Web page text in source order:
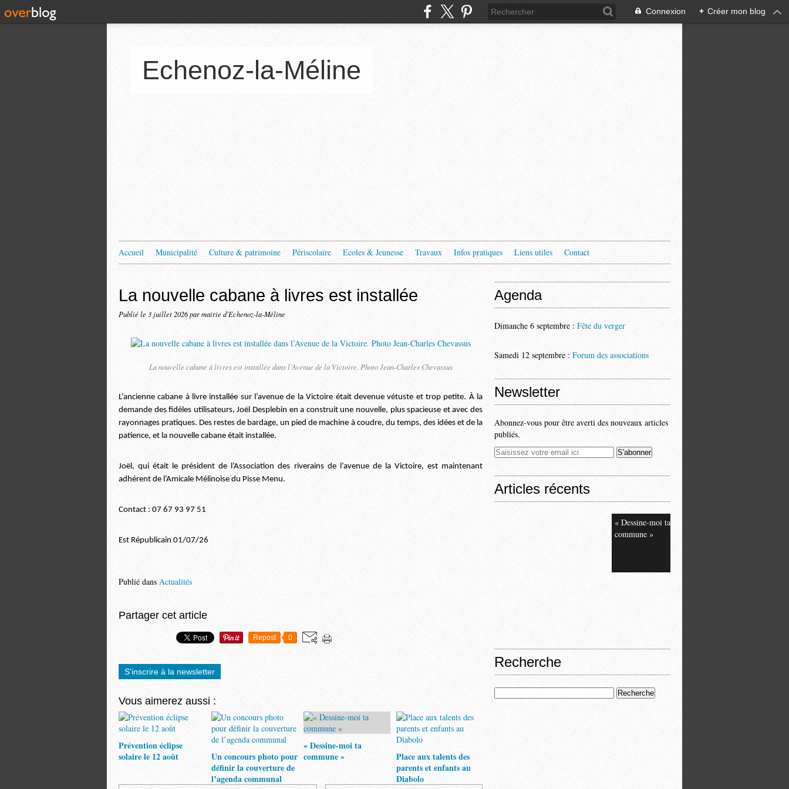
Connexion + Créer mon blog
Echenoz-la-Méline
Accueil Municipalité Culture & patrimoine Périscolaire Ecoles & Jeunesse Travaux Infos pratiques Liens utiles Contact
La nouvelle cabane à livres est installée
Publié le 3 juillet 2026par mairie d'Echenoz-la-Méline
La nouvelle cabane à livres est installée dans l’Avenue de la Victoire. Photo Jean-Charles Chevassus
L’ancienne cabane à livre installée sur l’avenue de la Victoire était devenue vétuste et trop petite. À la
demande des fidèles utilisateurs, Joël Desplebin en a construit une nouvelle, plus spacieuse et avec des
rayonnages pratiques. Des restes de bardage, un pied de machine à coudre, du temps, des idées et de la
patience, et la nouvelle cabane était installée.
Joël, qui était le président de l’Association des riverains de l’avenue de la Victoire, est maintenant
adhérent de l’Amicale Mélinoise du Pisse Menu.
Contact : 07 67 93 97 51
Est Républicain 01/07/26
Publié dans Actualités
Partager cet article
Repost 0
S'inscrire à la newsletter
Vous aimerez aussi :
Prévention éclipse
solaire le 12 août
Un concours photo pour
définir la couverture de
l’agenda communal
« Dessine-moi ta
commune »
Place aux talents des
parents et enfants au
Diabolo
Agenda
Dimanche 6 septembre : Fête du verger
Samedi 12 septembre : Forum des associations
Newsletter
Abonnez-vous pour être averti des nouveaux articles
publiés.
Articles récents
« Dessine-moi ta
commune »
Recherche